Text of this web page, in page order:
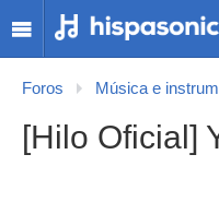
Foros Música e
[Hilo Oficial]